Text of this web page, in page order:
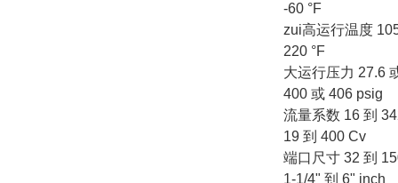
-60 °F
zui高运行温度
220 °F
大运行压力 27.6
400 或 406 psig
流量系数 16 到
19 到 400 Cv
端口尺寸 32 到
1-1/4" 到 6" inch